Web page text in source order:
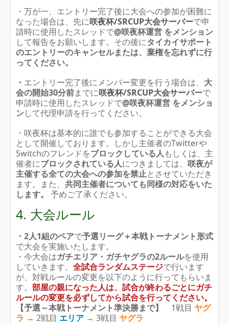
・万が一、エントリー完了後に大会への参加が困難に
なった場合は、先に咲夜杯/SRCUP大会サーバーで申
請時に使用したスレッドで@咲夜杯運営 をメンション
して報告をお願いします。その後にタイカイサポート
のエントリーのキャンセルまたは、棄権を忘れずに行
ってください。
・ エントリー完了後にメンバー変更を行う場合は、 大
会の開始30分前までに咲夜杯/SRCUP大会サーバーで
申請時に使用したスレッドで@咲夜杯運営 をメンショ
ンして代理申請を行ってください。
・咲夜杯は基本的に誰でも参加することができる大会
として開催しております。しかし主催者のTwitterや
Switchのフレンドをブロックしている人もしくは、主
催者にブロックされている人につきましては、 咲夜が
主催する全ての大会への参加を禁止とさせていただき
ます。また、 共同主催者についても同様の対応をいた
します。
予めご了承ください。
4. 大会ルール
・2人1組のペアで予選リーグ＋本戦トーナメント形式
で大会を実施いたします。
・今大会はガチエリア・ガチヤグラの2ルールを使用
していきます。 全試合ランダムステージで行います
が、対戦ルールの変更を以下のように行ってもらいま
す。 部屋の親になった人は、試合が終わるごとにガチ
ルールの変更を必ずしてから試合を行ってください。
【予選～本戦トーナメント準決勝まで】 1戦目 ヤグ
ラ → 2戦目 エリア → 3戦目 ヤグラ